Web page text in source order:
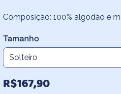
Composição: 100% algodão e
Tamanho
R$167,90